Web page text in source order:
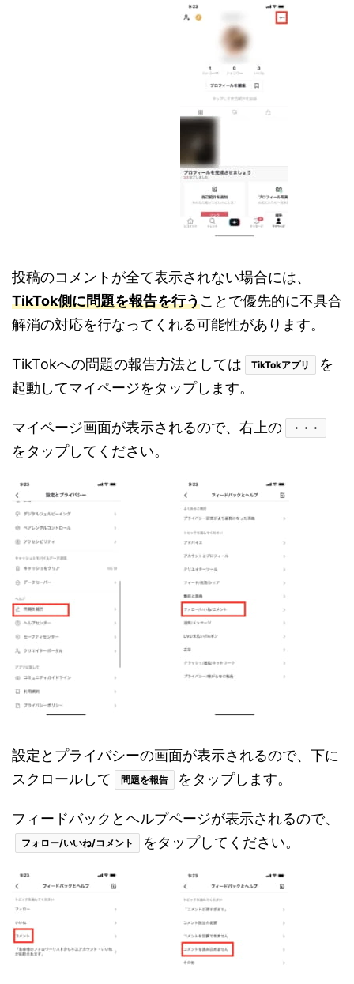
投稿のコメントが全て表示されない場合には、
TikTok側に問題を報告を行うことで優先的に不具合
解消の対応を行なってくれる可能性があります。
TikTokへの問題の報告方法としては TikTokアプリ
を
起動してマイページをタップします。
マイページ画面が表示されるので、右上の ・・・
をタップしてください。
設定とプライバシーの画面が表示されるので、下に
スクロールして
問題を報告 をタップします。
フィードバックとヘルプページが表示されるので、
フォロー/いいね/コメント をタップしてください。